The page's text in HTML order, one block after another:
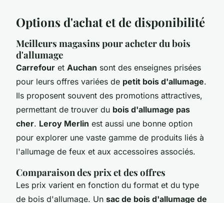
Options d'achat et de disponibilité
Meilleurs magasins pour acheter du bois
d'allumage
Carrefour et Auchan sont des enseignes prisées
pour leurs offres variées de petit bois d'allumage.
Ils proposent souvent des promotions attractives,
permettant de trouver du bois d'allumage pas
cher. Leroy Merlin est aussi une bonne option
pour explorer une vaste gamme de produits liés à
l'allumage de feux et aux accessoires associés.
Comparaison des prix et des offres
Les prix varient en fonction du format et du type
de bois d'allumage. Un sac de bois d'allumage de